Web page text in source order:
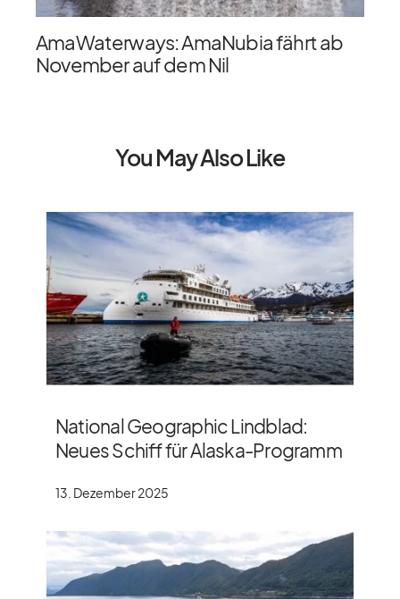
AmaWaterways: AmaNubia fährt ab
November auf dem Nil
You May Also Like
National Geographic Lindblad:
Neues Schiff für Alaska-Programm
13. Dezember 2025